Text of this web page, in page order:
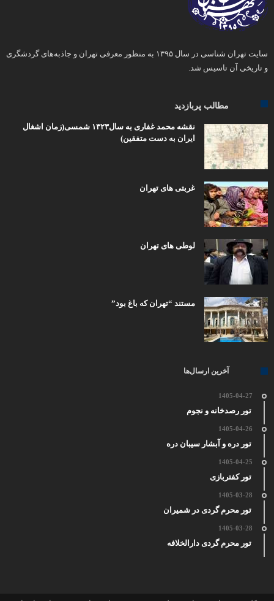
سایت تهران شناسی در سال ۱۳۹۵ به منظور معرفی تهران و جاذبه‌های گردشگری
و تاریخی آن تاسیس شد.
مطالب پربازدید
نقشه محمد غفاری به سال۱۳۲۳ شمسی(زمان اشغال
ایران به دست متفقین)
غربتی های تهران
لوطی های تهران
مستند “تهران که باغ بود”
آخرین ارسال‌ها
1405-04-27
تور رصدخانه و نجوم
1405-04-26
تور دره و آبشار سیبان دره
1405-04-25
تور کفتربازی
1405-03-28
تور محرم گردی در شمیران
1405-03-28
تور محرم گردی دارالخلافه